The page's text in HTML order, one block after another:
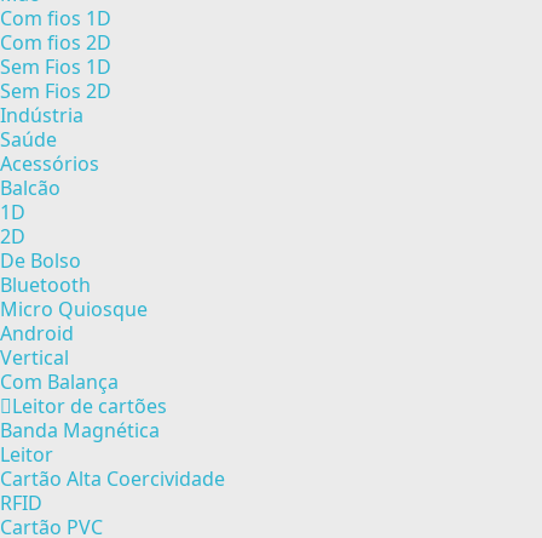
Com fios 1D
Com fios 2D
Sem Fios 1D
Sem Fios 2D
Indústria
Saúde
Acessórios
Balcão
1D
2D
De Bolso
Bluetooth
Micro Quiosque
Android
Vertical
Com Balança
Leitor de cartões
Banda Magnética
Leitor
Cartão Alta Coercividade
RFID
Cartão PVC